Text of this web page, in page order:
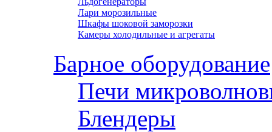
Лари морозильные
Шкафы шоковой заморозки
Камеры холодильные и агрегаты
Барное оборудование
Печи
Блендеры